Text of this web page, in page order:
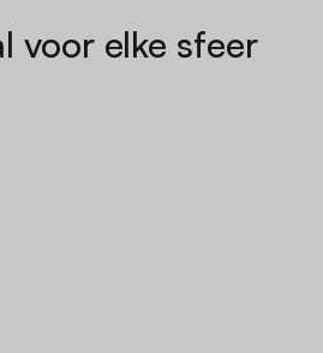
voor elke sfeer